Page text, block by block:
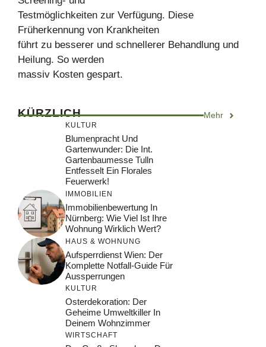
Testmöglichkeiten zur Verfügung. Diese
Früherkennung von Krankheiten
führt zu besserer und schnellerer Behandlung und
Heilung. So werden
massiv Kosten gespart.
KÜRZLICH Mehr
KULTUR
Blumenpracht Und
Gartenwunder: Die Int.
Gartenbaumesse Tulln
Entfesselt Ein Florales
Feuerwerk!
IMMOBILIEN
Immobilienbewertung In
Nürnberg: Wie Viel Ist Ihre
Wohnung Wirklich Wert?
HAUS & WOHNUNG
Aufsperrdienst Wien: Der
Komplette Notfall-Guide Für
Aussperrungen
KULTUR
Osterdekoration: Der
Geheime Umweltkiller In
Deinem Wohnzimmer
WIRTSCHAFT